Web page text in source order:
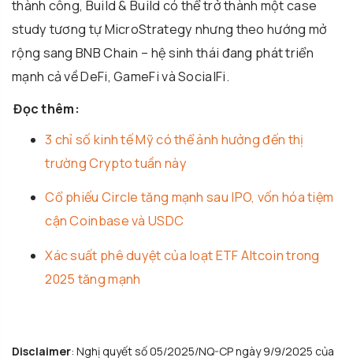
thành công, Build & Build có thể trở thành một case
study tương tự MicroStrategy nhưng theo hướng mở
rộng sang BNB Chain – hệ sinh thái đang phát triển
mạnh cả về DeFi, GameFi và SocialFi.
Đọc thêm:
3 chỉ số kinh tế Mỹ có thể ảnh hưởng đến thị
trường Crypto tuần này
Cổ phiếu Circle tăng mạnh sau IPO, vốn hóa tiệm
cận Coinbase và USDC
Xác suất phê duyệt của loạt ETF Altcoin trong
2025 tăng mạnh
Disclaimer: Nghị quyết số 05/2025/NQ-CP ngày 9/9/2025 của